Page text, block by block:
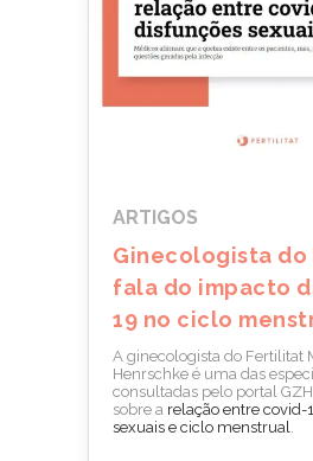
ARTIGOS
Ginecologista
fala do impacto
19 no ciclo
A ginecologista do Fertilitat
Henrschke é uma das
consultadas pelo portal
sobre a relação entre covid-
sexuais e ciclo menstrual